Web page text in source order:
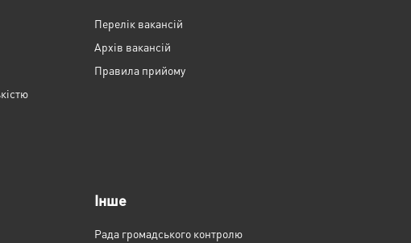
Перелік вакансій
Архів вакансій
Правила прийому
Інше
Рада громадського контролю